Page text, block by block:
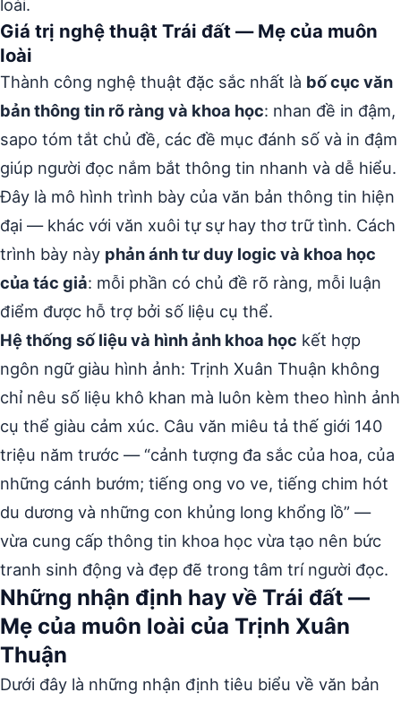
loài.
Giá trị nghệ thuật Trái đất — Mẹ của muôn
loài
Thành công nghệ thuật đặc sắc nhất là bố cục văn
bản thông tin rõ ràng và khoa học: nhan đề in đậm,
sapo tóm tắt chủ đề, các đề mục đánh số và in đậm
giúp người đọc nắm bắt thông tin nhanh và dễ hiểu.
Đây là mô hình trình bày của văn bản thông tin hiện
đại — khác với văn xuôi tự sự hay thơ trữ tình. Cách
trình bày này phản ánh tư duy logic và khoa học
của tác giả: mỗi phần có chủ đề rõ ràng, mỗi luận
điểm được hỗ trợ bởi số liệu cụ thể.
Hệ thống số liệu và hình ảnh khoa học kết hợp
ngôn ngữ giàu hình ảnh: Trịnh Xuân Thuận không
chỉ nêu số liệu khô khan mà luôn kèm theo hình ảnh
cụ thể giàu cảm xúc. Câu văn miêu tả thế giới 140
triệu năm trước — “cảnh tượng đa sắc của hoa, của
những cánh bướm; tiếng ong vo ve, tiếng chim hót
du dương và những con khủng long khổng lồ” —
vừa cung cấp thông tin khoa học vừa tạo nên bức
tranh sinh động và đẹp đẽ trong tâm trí người đọc.
Những nhận định hay về Trái đất —
Mẹ của muôn loài của Trịnh Xuân
Thuận
Dưới đây là những nhận định tiêu biểu về văn bản